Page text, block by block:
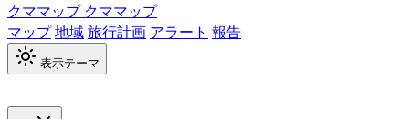
クママップ クママップ
マップ地域旅行計画 アラート 報告
表示テーマ